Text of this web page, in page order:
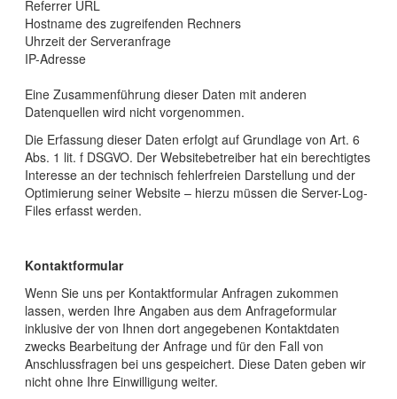
Referrer URL
Hostname des zugreifenden Rechners
Uhrzeit der Serveranfrage
IP-Adresse
Eine Zusammenführung dieser Daten mit anderen
Datenquellen wird nicht vorgenommen.
Die Erfassung dieser Daten erfolgt auf Grundlage von Art. 6
Abs. 1 lit. f DSGVO. Der Websitebetreiber hat ein berechtigtes
Interesse an der technisch fehlerfreien Darstellung und der
Optimierung seiner Website – hierzu müssen die Server-Log-
Files erfasst werden.
Kontaktformular
Wenn Sie uns per Kontaktformular Anfragen zukommen
lassen, werden Ihre Angaben aus dem Anfrageformular
inklusive der von Ihnen dort angegebenen Kontaktdaten
zwecks Bearbeitung der Anfrage und für den Fall von
Anschlussfragen bei uns gespeichert. Diese Daten geben wir
nicht ohne Ihre Einwilligung weiter.